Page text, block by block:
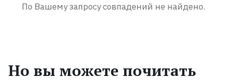
По Вашему запросу совпадений не найдено.
Но вы можете почитать